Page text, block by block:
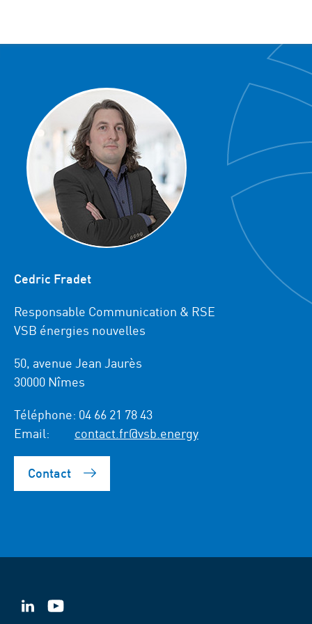
Cedric Fradet
Responsable Communication & RSE
VSB énergies nouvelles
50, avenue Jean Jaurès
30000 Nîmes
Téléphone: 04 66 21 78 43
Email:
contact.fr@vsb.energy
Contact
VSB
VSB